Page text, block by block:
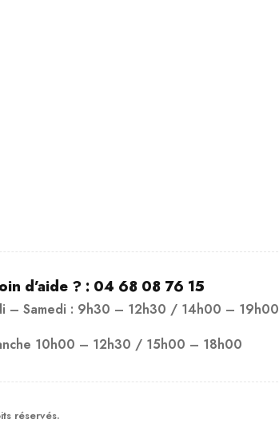
d’aide ? : 04 68 08 76 15
– Samedi : 9h30 – 12h30 / 14h00 – 19h00
10h00 – 12h30 / 15h00 – 18h00
réservés.